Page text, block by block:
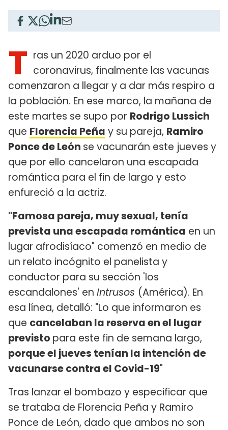
T ras un 2020 arduo por el
coronavirus, finalmente las vacunas
comenzaron a llegar y a dar más respiro a
la población. En ese marco, la mañana de
este martes se supo por Rodrigo Lussich
que Florencia Peña y su pareja, Ramiro
Ponce de León se vacunarán este jueves y
que por ello cancelaron una escapada
romántica para el fin de largo y esto
enfureció a la actriz.
"Famosa pareja, muy sexual, tenía
prevista una escapada romántica en un
lugar afrodisíaco" comenzó en medio de
un relato incógnito el panelista y
conductor para su sección 'los
escandalones' en Intrusos (América). En
esa línea, detalló: "Lo que informaron es
que cancelaban la reserva en el lugar
previsto para este fin de semana largo,
porque el jueves tenían la intención de
vacunarse contra el Covid-19"
Tras lanzar el bombazo y especificar que
se trataba de Florencia Peña y Ramiro
Ponce de León, dado que ambos no son